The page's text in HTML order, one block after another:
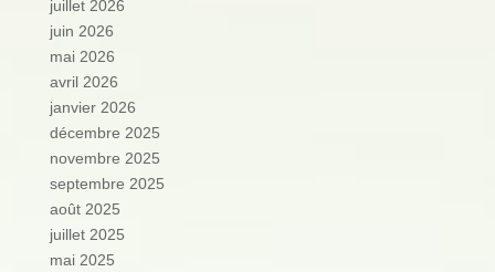
juillet 2026
juin 2026
mai 2026
avril 2026
janvier 2026
décembre 2025
novembre 2025
septembre 2025
août 2025
juillet 2025
mai 2025